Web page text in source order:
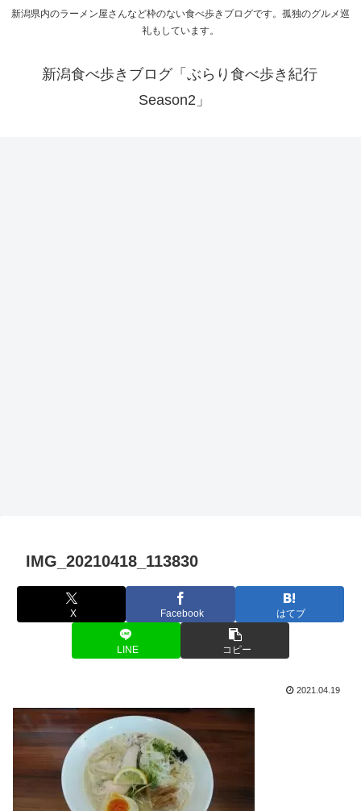
新潟県内のラーメン屋さんなど枠のない食べ歩きブログです。孤独のグルメ巡
礼もしています。
新潟食べ歩きブログ「ぶらり食べ歩き紀行
Season2」
IMG_20210418_113830
X Facebook はてブ
LINE コピー
2021.04.19